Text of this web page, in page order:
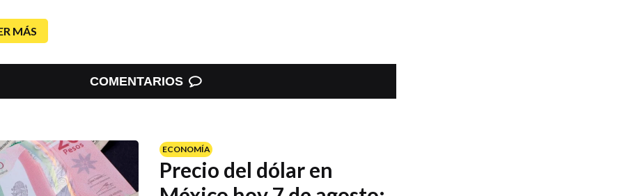
MÁS
COMENTARIOS
ECONOMÍA
Precio del dólar en